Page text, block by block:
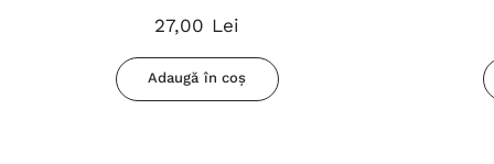
Micula
27,00 Lei
Adaugă în coș